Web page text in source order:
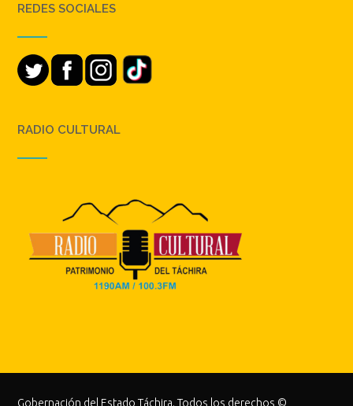
REDES SOCIALES
RADIO CULTURAL
Gobernación del Estado Táchira. Todos los derechos ©